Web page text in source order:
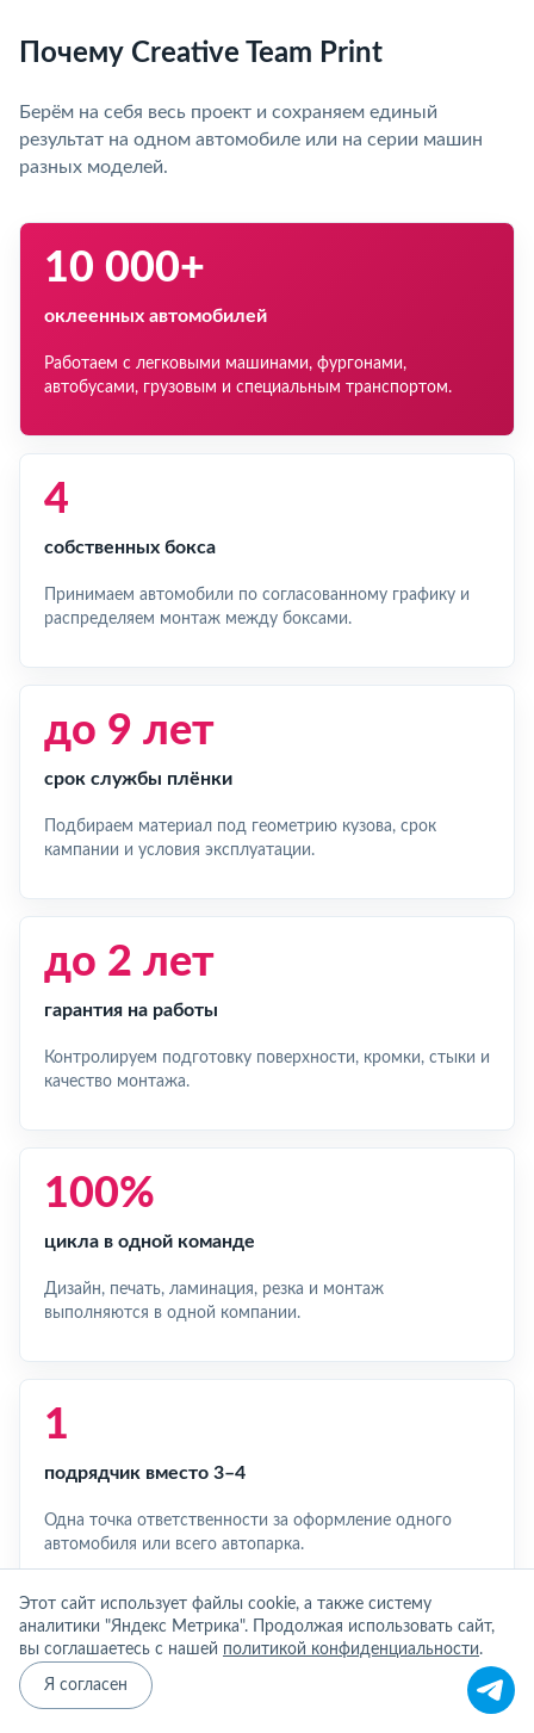
Почему Creative Team Print
Берём на себя весь проект и сохраняем единый
результат на одном автомобиле или на серии машин
разных моделей.
10 000+
оклеенных автомобилей
Работаем с легковыми машинами, фургонами,
автобусами, грузовым и специальным транспортом.
4
собственных бокса
Принимаем автомобили по согласованному графику и
распределяем монтаж между боксами.
до 9 лет
срок службы плёнки
Подбираем материал под геометрию кузова, срок
кампании и условия эксплуатации.
до 2 лет
гарантия на работы
Контролируем подготовку поверхности, кромки, стыки и
качество монтажа.
100%
цикла в одной команде
Дизайн, печать, ламинация, резка и монтаж
выполняются в одной компании.
1
подрядчик вместо 3–4
Одна точка ответственности за оформление одного
автомобиля или всего автопарка.
Частые вопросы
Этот сайт использует файлы cookie, а также систему
аналитики "Яндекс Метрика". Продолжая использовать сайт,
вы соглашаетесь с нашей политикой конфиденциальности.
Я согласен